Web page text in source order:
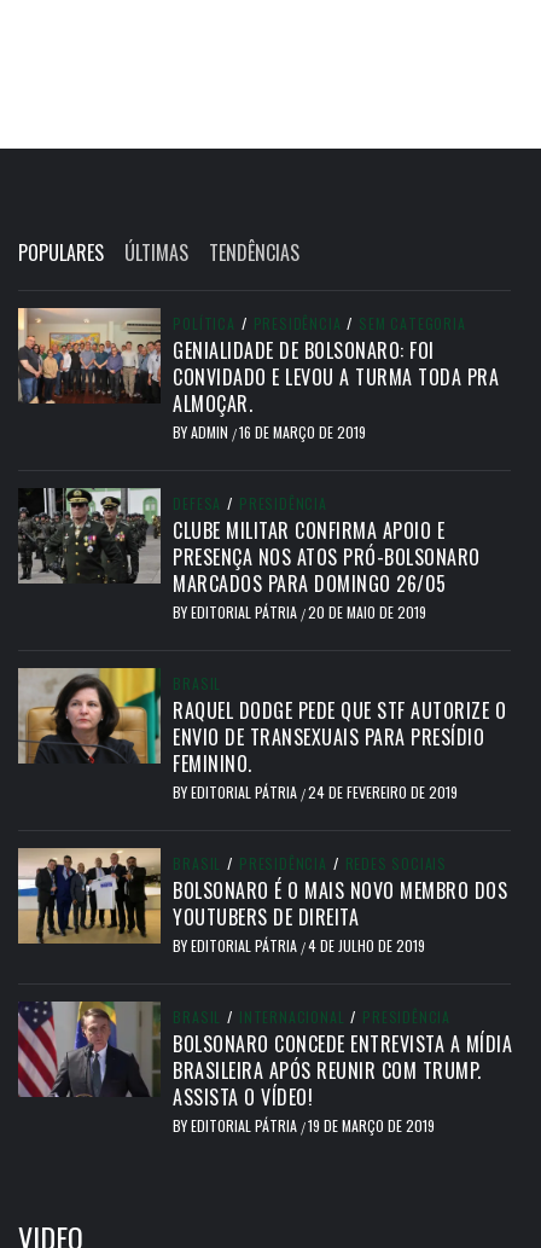
POPULARES ÚLTIMAS TENDÊNCIAS
POLÍTICA / PRESIDÊNCIA / SEM CATEGORIA
GENIALIDADE DE BOLSONARO: FOI
CONVIDADO E LEVOU A TURMA TODA PRA
ALMOÇAR.
BYADMIN /16 DE MARÇO DE 2019
DEFESA / PRESIDÊNCIA
CLUBE MILITAR CONFIRMA APOIO E
PRESENÇA NOS ATOS PRÓ-BOLSONARO
MARCADOS PARA DOMINGO 26/05
BYEDITORIAL PÁTRIA /20 DE MAIO DE 2019
BRASIL
RAQUEL DODGE PEDE QUE STF AUTORIZE O
ENVIO DE TRANSEXUAIS PARA PRESÍDIO
FEMININO.
BYEDITORIAL PÁTRIA /24 DE FEVEREIRO DE 2019
BRASIL / PRESIDÊNCIA / REDES SOCIAIS
BOLSONARO É O MAIS NOVO MEMBRO DOS
YOUTUBERS DE DIREITA
BYEDITORIAL PÁTRIA /4 DE JULHO DE 2019
BRASIL / INTERNACIONAL / PRESIDÊNCIA
BOLSONARO CONCEDE ENTREVISTA A MÍDIA
BRASILEIRA APÓS REUNIR COM TRUMP.
ASSISTA O VÍDEO!
BYEDITORIAL PÁTRIA /19 DE MARÇO DE 2019
VIDEO